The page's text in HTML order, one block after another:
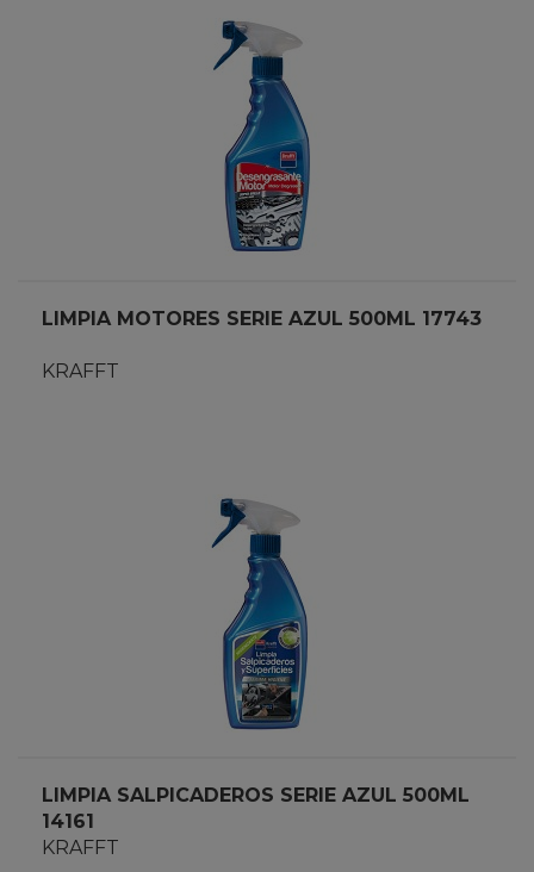
LIMPIA MOTORES SERIE AZUL 500ML 17743
KRAFFT
LIMPIA SALPICADEROS SERIE AZUL 500ML
14161
KRAFFT